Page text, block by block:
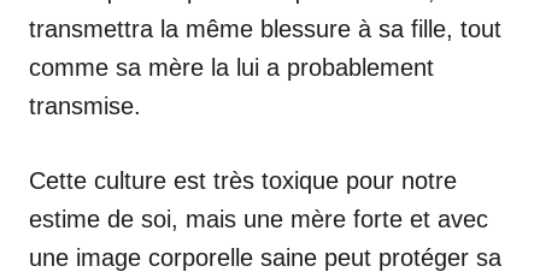
transmettra la même blessure à sa fille, tout
comme sa mère la lui a probablement
transmise.
Cette culture est très toxique pour notre
estime de soi, mais une mère forte et avec
une image corporelle saine peut protéger sa